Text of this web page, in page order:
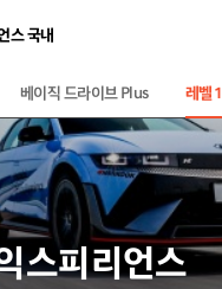
스피리언스
스 국내
베이직 드라이브 Plus 레벨 1